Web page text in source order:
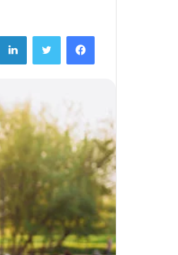
فيسبوك تويتر